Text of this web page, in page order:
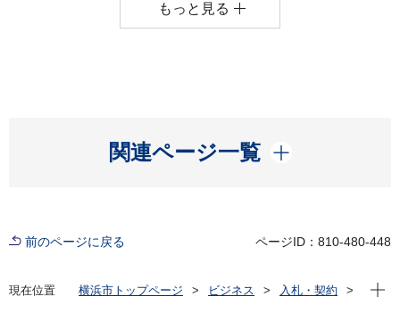
もっと見る
関連ページ一覧
開く
前のページに戻る ページID：810-480-448
現在位置 横浜市トップページ ビジネス
入札・契約
現在